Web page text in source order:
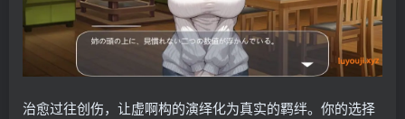
治愈过往创伤，让虚啊构的演绎化为真实的羁绊。你的选择